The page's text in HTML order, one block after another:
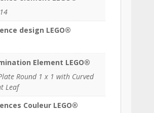
design LEGO®
Element LEGO®
Round 1 x 1 with Curved
Leaf
Couleur LEGO®